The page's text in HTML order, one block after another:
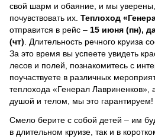
свой шарм и обаяние, и мы
почувствовать их. Теплоход
отправится в рейс – 15 июня (пн),
(чт) . Длительность речного круиза
За это время вы успеете увидеть
лесов и полей, познакомитесь с
поучаствуете в различных
теплохода «Генерал Лавриненков»,
душой и телом, мы это гарантируем!
Смело берите с собой детей – им
в длительном круизе, так и в